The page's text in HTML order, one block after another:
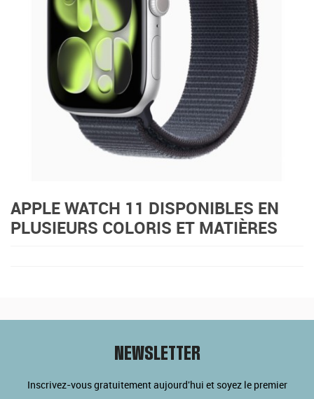
APPLE WATCH 11 DISPONIBLES EN
PLUSIEURS COLORIS ET MATIÈRES
NEWSLETTER
Inscrivez-vous gratuitement aujourd'hui et soyez le premier